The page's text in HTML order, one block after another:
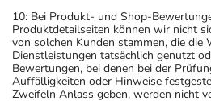
10: Bei Produkt- und Shop-
Produktdetailseiten können wir nicht
von solchen Kunden stammen, die die
Dienstleistungen tatsächlich genutzt
Bewertungen, bei denen bei der
Auffälligkeiten oder Hinweise
Zweifeln Anlass geben, werden nicht